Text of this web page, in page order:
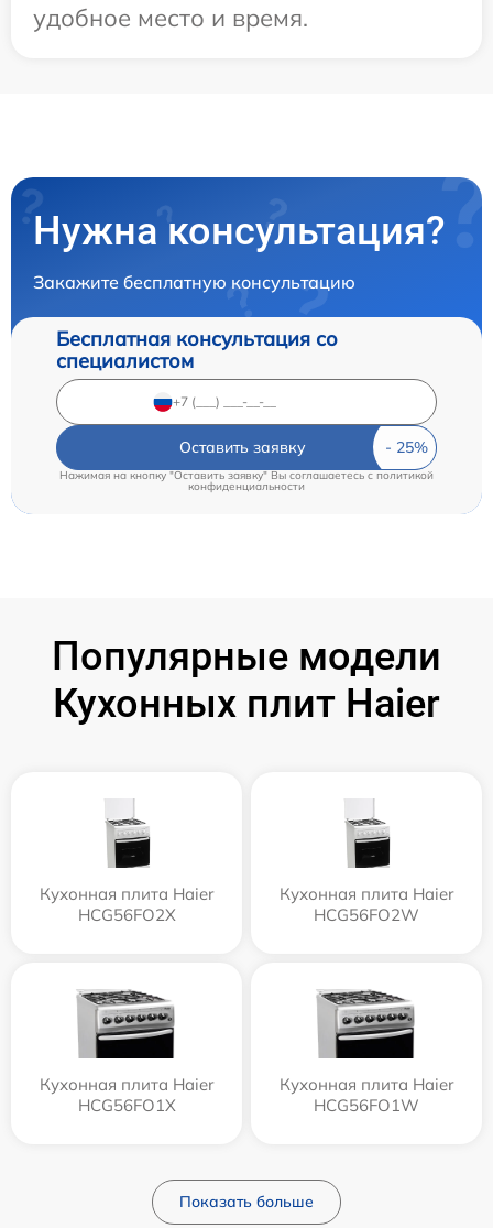
удобное место и время.
Нужна консультация?
Закажите бесплатную консультацию
Бесплатная консультация со
специалистом
Оставить заявку
Нажимая на кнопку "Оставить заявку" Вы соглашаетесь cполитикой
конфиденциальности
Популярные модели
Кухонных плит Haier
Кухонная плита Haier
HCG56FO2X
Кухонная плита Haier
HCG56FO2W
Кухонная плита Haier
HCG56FO1X
Кухонная плита Haier
HCG56FO1W
Показать больше